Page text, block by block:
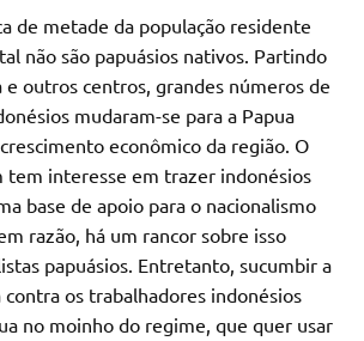
de metade da população residente
não são papuásios nativos. Partindo
e outros centros, grandes números de
mudaram-se para a Papua
econômico da região. O
tem interesse em trazer indonésios
base de apoio para o nacionalismo
razão, há um rancor sobre isso
papuásios. Entretanto, sucumbir a
os trabalhadores indonésios
no moinho do regime, que quer usar